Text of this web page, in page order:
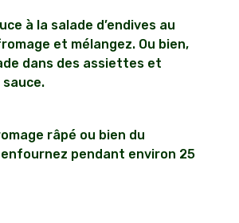
à la salade d’endives au
et mélangez. Ou bien,
dans des assiettes et
râpé ou bien du
pendant environ 25